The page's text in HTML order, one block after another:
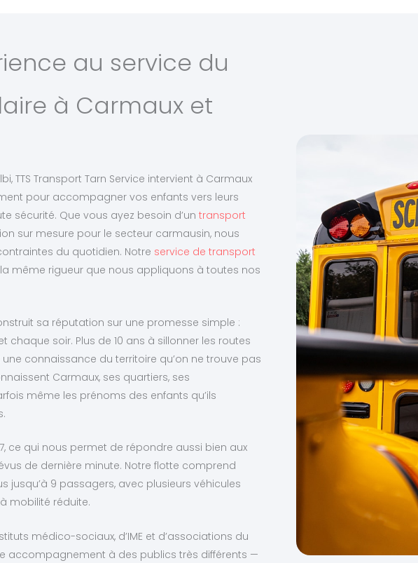
au service du
à Carmaux et
TTS Transport Tarn Service intervient à Carmaux
pour accompagner vos enfants vers leurs
sécurité. Que vous ayez besoin d’un transport
sur mesure pour le secteur carmausin, nous
du quotidien. Notre service de transport
même rigueur que nous appliquons à toutes nos
sa réputation sur une promesse simple :
chaque soir. Plus de 10 ans à sillonner les routes
connaissance du territoire qu’on ne trouve pas
Carmaux, ses quartiers, ses
même les prénoms des enfants qu’ils
ce qui nous permet de répondre aussi bien aux
de dernière minute. Notre flotte comprend
jusqu’à 9 passagers, avec plusieurs véhicules
mobilité réduite.
médico-sociaux, d’IME et d’associations du
accompagnement à des publics très différents —